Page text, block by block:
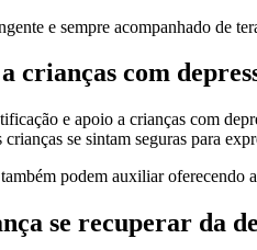
e sempre acompanhado de
crianças com
e apoio a crianças com
se sintam seguras para
podem auxiliar oferecendo
se recuperar da